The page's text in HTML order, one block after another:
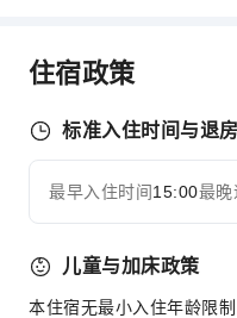
儿童设施
儿童餐
清洁服务
住宿政策
标准入住时间与退
最早入住时间15:00最晚
儿童与加床政策
本住宿无最小入住年龄限制